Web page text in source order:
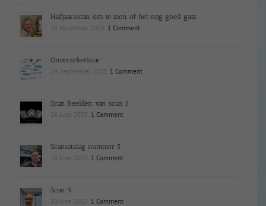
Halfjaarsscan om te zien of het nog goed gaat
28 November 2025 1 Comment
Onverzekerbaar
29 September 2025 1 Comment
Scan beelden van scan 5
26 June 2025 1 Comment
Scanuitslag nummer 5
26 June 2025 1 Comment
Scan 5
20 June 2025 1 Comment